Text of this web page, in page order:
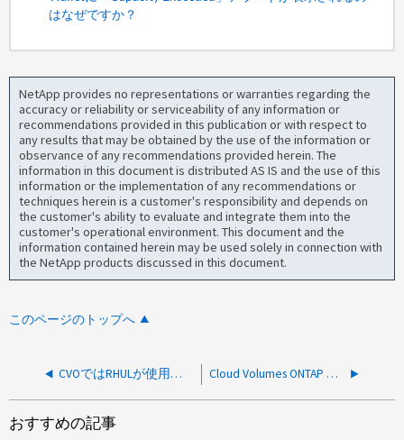
はなぜですか？
NetApp provides no representations or warranties regarding the
accuracy or reliability or serviceability of any information or
recommendations provided in this publication or with respect to
any results that may be obtained by the use of the information or
observance of any recommendations provided herein. The
information in this document is distributed AS IS and the use of this
information or the implementation of any recommendations or
techniques herein is a customer's responsibility and depends on
the customer's ability to evaluate and integrate them into the
customer's operational environment. This document and the
information contained herein may be used solely in connection with
the NetApp products discussed in this document.
このページのトップへ
CVOではRHULが使用されていますか？ Cloud Volumes ONTAP on AWSでは、フローティングiSCSIインターフェイスを使用しますか。
おすすめの記事